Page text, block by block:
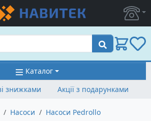
Пошук
Каталог
знижками Акції з подарунками
Насоси Насоси Pedrollo